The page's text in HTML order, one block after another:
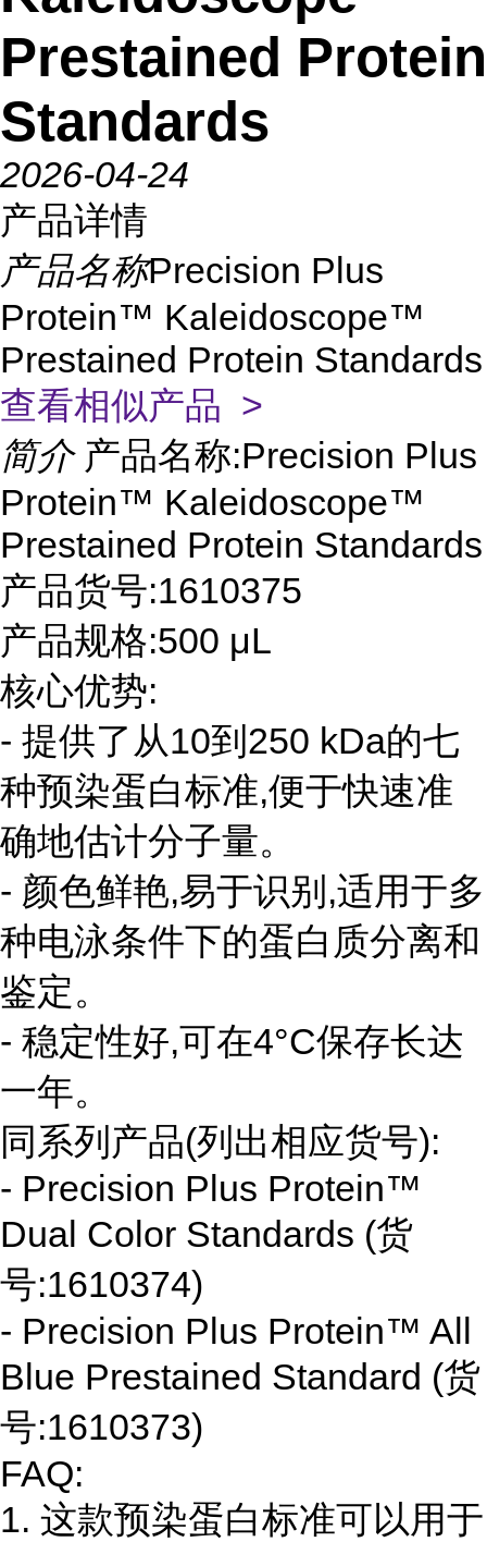
Prestained Protein
Standards
2026-04-24
产品详情
产品名称Precision Plus
Protein™ Kaleidoscope™
Prestained Protein Standards
查看相似产品 >
简介 产品名称:Precision Plus
Protein™ Kaleidoscope™
Prestained Protein Standards
产品货号:1610375
产品规格:500 μL
核心优势:
- 提供了从10到250 kDa的七
种预染蛋白标准,便于快速准
确地估计分子量。
- 颜色鲜艳,易于识别,适用于多
种电泳条件下的蛋白质分离和
鉴定。
- 稳定性好,可在4°C保存长达
一年。
同系列产品(列出相应货号):
- Precision Plus Protein™
Dual Color Standards (货
号:1610374)
- Precision Plus Protein™ All
Blue Prestained Standard (货
号:1610373)
FAQ:
1. 这款预染蛋白标准可以用于